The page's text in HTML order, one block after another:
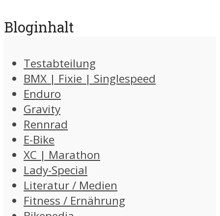
Bloginhalt
Testabteilung
BMX | Fixie | Singlespeed
Enduro
Gravity
Rennrad
E-Bike
XC | Marathon
Lady-Special
Literatur / Medien
Fitness / Ernährung